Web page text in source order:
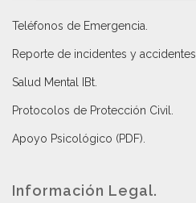
Teléfonos de Emergencia.
Reporte de incidentes y accidentes
Salud Mental IBt
Protocolos de Protección Civil
Apoyo Psicológico (PDF)
Información Legal.